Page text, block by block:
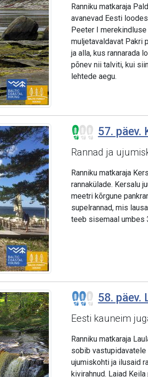
Ranniku matkaraja
avanevad Eesti
Peeter I
muljetavaldavat Pakri
ja alla, kus rannarada
põnev nii talviti, kui
lehtede aegu.
57. päev.
Rannad ja
Ranniku matkaraja
rannakülade. Kersalu
meetri kõrgune
supelrannad, mis
teeb sisemaal umbes
58. päev.
Eesti kauneim
Ranniku matkaraja
sobib vastupidavatele
ujumiskohti ja ilusaid
kivirahnud. Laiad